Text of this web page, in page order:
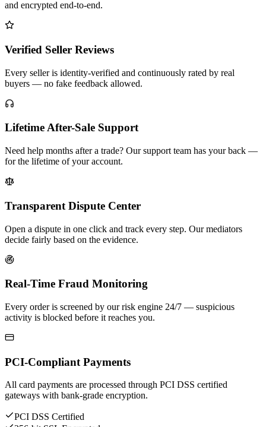
and encrypted end-to-end.
Verified Seller Reviews
Every seller is identity-verified and continuously rated by real
buyers — no fake feedback allowed.
Lifetime After-Sale Support
Need help months after a trade? Our support team has your back —
for the lifetime of your account.
Transparent Dispute Center
Open a dispute in one click and track every step. Our mediators
decide fairly based on the evidence.
Real-Time Fraud Monitoring
Every order is screened by our risk engine 24/7 — suspicious
activity is blocked before it reaches you.
PCI-Compliant Payments
All card payments are processed through PCI DSS certified
gateways with bank-grade encryption.
PCI DSS Certified